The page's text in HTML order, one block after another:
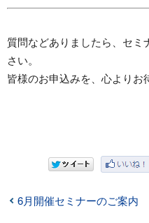
質問などありましたら、セ
さい。
皆様のお申込みを、心よりお
6月開催セミナーのご案内